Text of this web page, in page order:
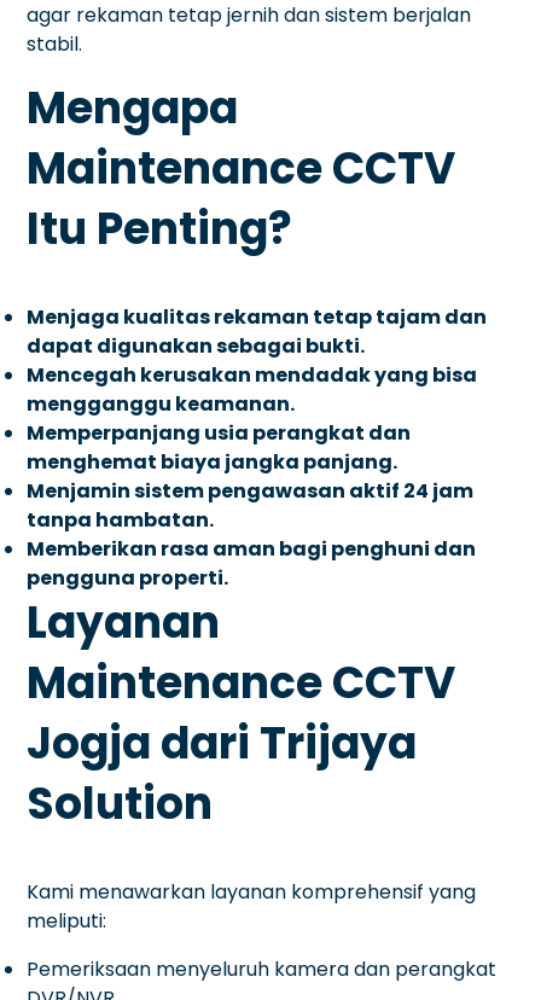
agar rekaman tetap jernih dan sistem berjalan
stabil.
Mengapa
Maintenance CCTV
Itu Penting?
Menjaga kualitas rekaman tetap tajam dan
dapat digunakan sebagai bukti.
Mencegah kerusakan mendadak yang bisa
mengganggu keamanan.
Memperpanjang usia perangkat dan
menghemat biaya jangka panjang.
Menjamin sistem pengawasan aktif 24 jam
tanpa hambatan.
Memberikan rasa aman bagi penghuni dan
pengguna properti.
Layanan
Maintenance CCTV
Jogja dari Trijaya
Solution
Kami menawarkan layanan komprehensif yang
meliputi:
Pemeriksaan menyeluruh kamera dan perangkat